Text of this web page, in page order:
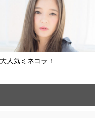
大人気ミネコラ！